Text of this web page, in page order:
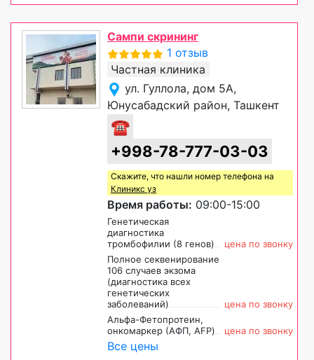
Сампи скрининг
1 отзыв
Частная клиника
ул. Гуллола, дом 5А,
Юнусабадский район, Ташкент
☎
+998-78-777-03-03
Скажите, что нашли номер телефона на
Клиникс уз
Время работы: 09:00-15:00
Генетическая
диагностика
тромбофилии (8 генов)
цена по звонку
Полное секвенирование
106 случаев экзома
(диагностика всех
генетических
заболеваний)
цена по звонку
Альфа-Фетопротеин,
онкомаркер (АФП, AFP)
цена по звонку
Все цены